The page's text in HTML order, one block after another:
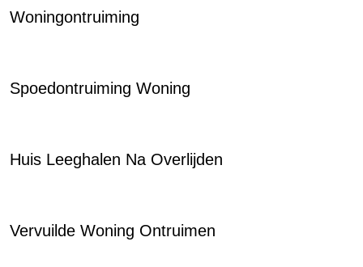
Woningontruiming
Spoedontruiming Woning
Huis Leeghalen Na Overlijden
Vervuilde Woning Ontruimen